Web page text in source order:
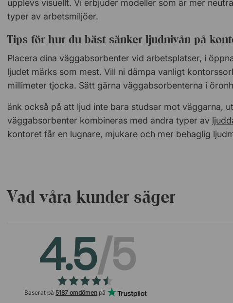
upplevs visuellt. Vi erbjuder modeller som är mer
typer av arbetsmiljöer.
Tips för hur du bäst sänker ljudnivån på
Placera dina väggabsorbenter vid arbetsplatser, i
ljudet märks som mest. Vill ni dämpa vanligt
millimeter tjocka. Sätt gärna väggabsorbenterna i
änk också på att ljud inte bara studsar mot väggarna,
väggabsorbenter kombineras med andra typer av
kontoret får en lugnare, mjukare och mer behaglig
Vad våra kunder säger
4.5/5
Baserat på 5187 omdömen på